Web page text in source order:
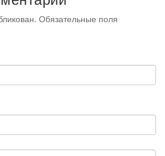
Обязательные поля